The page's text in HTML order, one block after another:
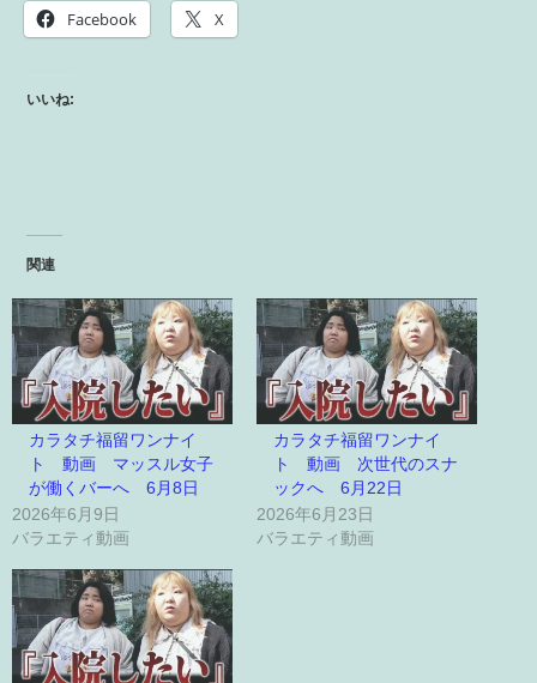
Facebook X
いいね:
関連
カラタチ福留ワンナイ
ト 動画 マッスル女子
が働くバーへ 6月8日
2026年6月9日
バラエティ動画
カラタチ福留ワンナイ
ト 動画 次世代のスナ
ックへ 6月22日
2026年6月23日
バラエティ動画